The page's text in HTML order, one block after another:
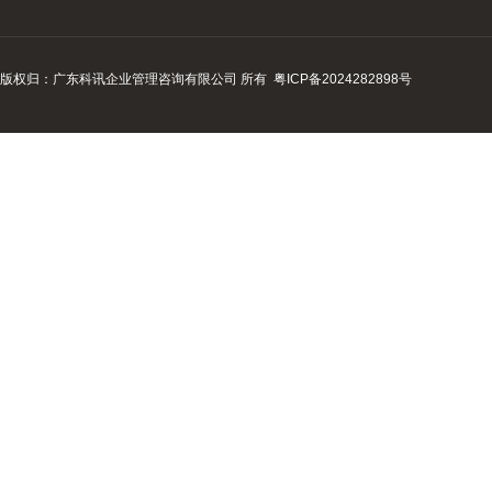
版权归：广东科讯企业管理咨询有限公司 所有 粤ICP备2024282898号